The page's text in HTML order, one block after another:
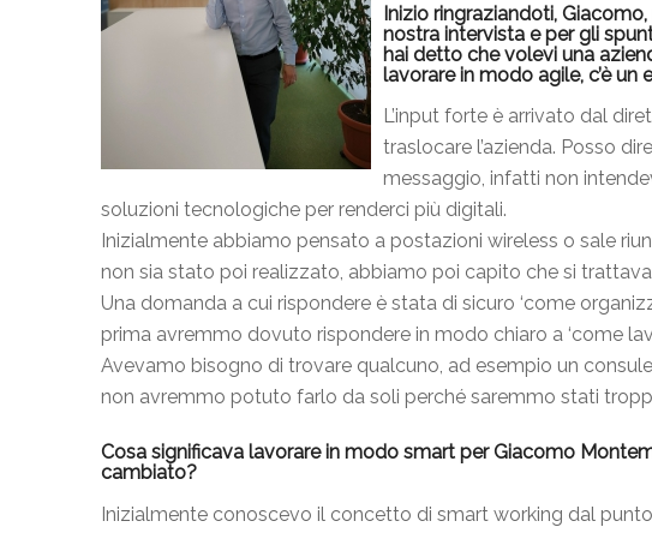
Inizio ringraziandoti,
nostra intervista e per gli
hai detto che volevi una
lavorare in modo agile, c’è
L’input forte è arrivato dal
traslocare l’azienda. Posso
messaggio, infatti non
soluzioni tecnologiche per renderci più digitali.
Inizialmente abbiamo pensato a postazioni wireless o sale
non sia stato poi realizzato, abbiamo poi capito che si
Una domanda a cui rispondere è stata di sicuro ‘come
prima avremmo dovuto rispondere in modo chiaro a ‘come
Avevamo bisogno di trovare qualcuno, ad esempio un
non avremmo potuto farlo da soli perché saremmo stati
Cosa significava lavorare in modo smart per Giacomo
cambiato?
Inizialmente conoscevo il concetto di smart working dal